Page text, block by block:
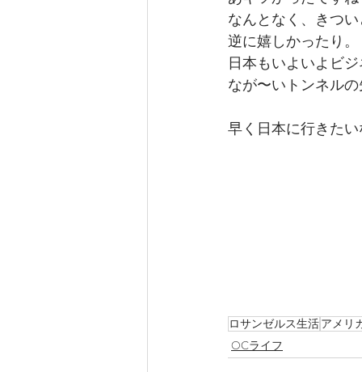
なんとなく、きつ
逆に嬉しかったり。
日本もいよいよビ
なが〜いトンネル
早く日本に行きた
ロサンゼルス生活アメリ
OCライフ